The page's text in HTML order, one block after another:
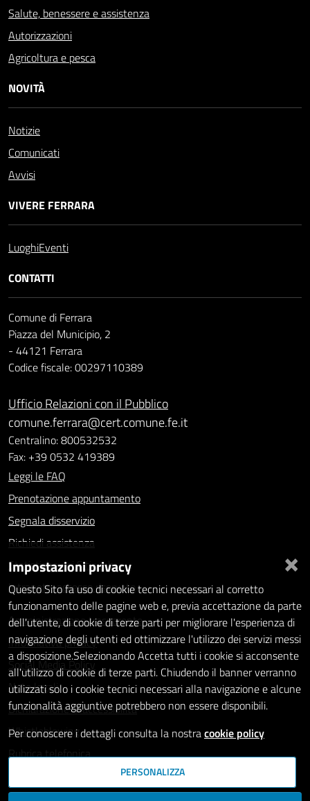
Salute, benessere e assistenza
Autorizzazioni
Agricoltura e pesca
NOVITÀ
Notizie
Comunicati
Avvisi
VIVERE FERRARA
LuoghiEventi
CONTATTI
Comune di Ferrara
Piazza del Municipio, 2
- 44121 Ferrara
Codice fiscale: 00297110389
Ufficio Relazioni con il Pubblico
comune.ferrara@cert.comune.fe.it
Centralino: 800532532
Fax: +39 0532 419389
Leggi le FAQ
Prenotazione appuntamento
Segnala disservizio
Richiedi assistenza
Statistiche dei Siti web
Intranet - accesso riservato
Amministrazione trasparente
Informativa privacy
Social Media Policy
Note legali
Dichiarazione di accessibilità
Whistleblowing
Rubrica telefonica
SEGUICI SU
×
Impostazioni privacy
Questo Sito fa uso di cookie tecnici necessari al corretto
funzionamento delle pagine web e, previa accettazione da parte
dell'utente, di cookie di terze parti per migliorare l'esperienza di
navigazione degli utenti ed ottimizzare l'utilizzo dei servizi messi
a disposizione.Selezionando Accetta tutti i cookie si acconsente
all'utilizzo di cookie di terze parti. Chiudendo il banner verranno
utilizzati solo i cookie tecnici necessari alla navigazione e alcune
funzionalità aggiuntive potrebbero non essere disponibili.
Per conoscere i dettagli consulta la nostracookie policy
PERSONALIZZA